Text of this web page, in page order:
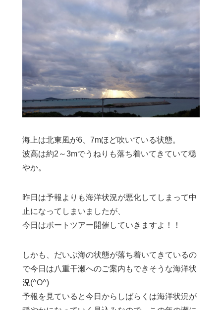
海上は北東風が6、7mほど吹いている状態。
波高は約2～3mでうねりも落ち着いてきていて穏
やか。
昨日は予報よりも海洋状況が悪化してしまって中
止になってしまいましたが、
今日はボートツアー開催していきますよ！！
しかも、だいぶ海の状態が落ち着いてきているの
で今日は八重干瀬へのご案内もできそうな海洋状
況(^O^)
予報を見ていると今日からしばらくは海洋状況が